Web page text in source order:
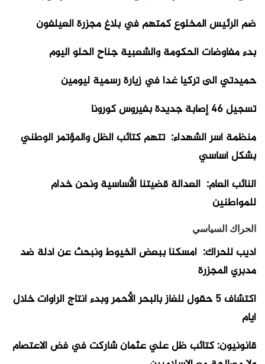
ضم الرئيس المخلوع كمتهم في بلاغ مجزرة العيلفون
بدء مفاوضات الحكومة والشعبية جناح الحلو اليوم
حميدتي الى تركيا غدا في زيارة رسمية ليومين
تسجيل 46 إصابة جديدة بفيروس كورونا
منظمة أسر الشهداء: تتهم كتائب الظل والمؤتمر الوطني
بشكل أساسي
النائب العام: العدالة قضيتنا الأساسية ونحن خدام
للمواطنين
الحراك السياسي
أديب للحراك: امسكنا ببعض الخيوط ونبحث عن أدلة ضد
مدبري المجزرة
اكتشاف 5 حقول للغاز بالبحر الأحمر وبدء انتاج الراوات خلال
أيام
قانونيون: كتائب ظل علي عثمان شاركت في فض الاعتصام